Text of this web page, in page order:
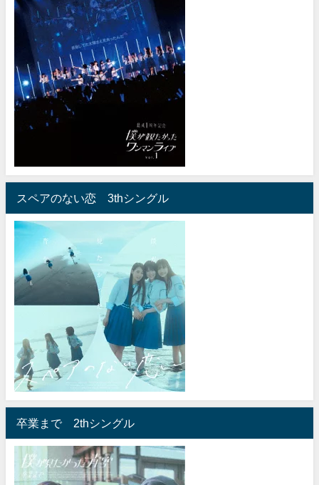
スペアのない恋 3thシングル
卒業まで 2thシングル